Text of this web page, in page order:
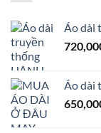
Áo dài
Áo dài